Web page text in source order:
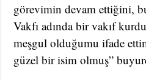
görevimin devam ettiğini,
Vakfı adında bir vakıf
meşgul olduğumu ifade
güzel bir isim olmuş”